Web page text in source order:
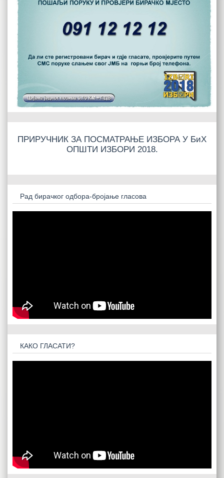
ПРИРУЧНИК ЗА ПОСМАТРАЊЕ ИЗБОРА У БиХ
ОПШТИ ИЗБОРИ 2018.
Рад бирачког одбора-бројање гласова
КАКО ГЛАСАТИ?